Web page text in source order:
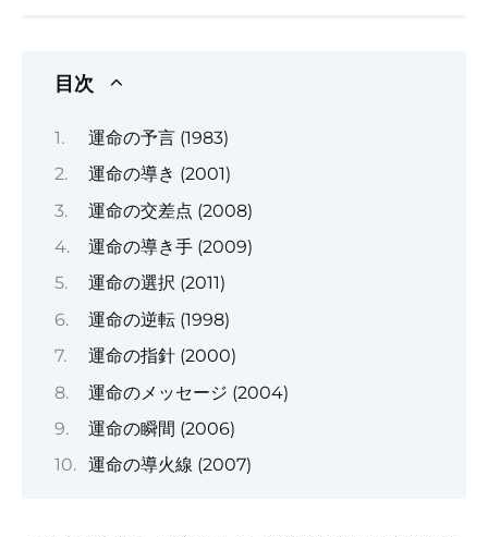
目次
運命の予言 (1983)
運命の導き (2001)
運命の交差点 (2008)
運命の導き手 (2009)
運命の選択 (2011)
運命の逆転 (1998)
運命の指針 (2000)
運命のメッセージ (2004)
運命の瞬間 (2006)
運命の導火線 (2007)